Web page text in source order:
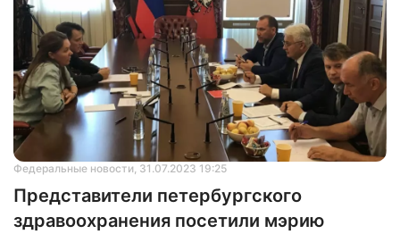
района Елена Федорова.
Федеральные новости, 31.07.2023 19:25
Представители петербургского
здравоохранения посетили мэрию